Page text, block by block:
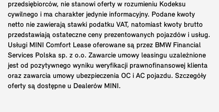
przedsiębiorców, nie stanowi oferty w rozumieniu Kodeksu
cywilnego i ma charakter jedynie informacyjny. Podane kwoty
netto nie zawierają stawki podatku VAT, natomiast kwoty brutto
przedstawiają ostateczne ceny prezentowanych pojazdów i usług.
Usługi MINI Comfort Lease oferowane są przez BMW Financial
Services Polska sp. z o.o. Zawarcie umowy leasingu uzależnione
jest od pozytywnego wyniku weryfikacji prawnofinansowej klienta
oraz zawarcia umowy ubezpieczenia OC i AC pojazdu. Szczegóły
oferty są dostępne u Dealerów MINI.